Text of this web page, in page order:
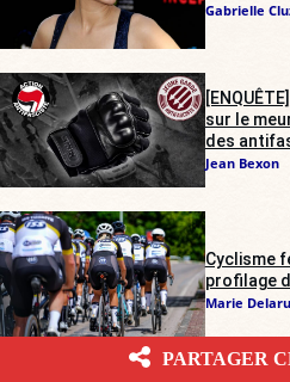
Gabrielle
sur le
des
Jean Bexon
Cyclisme
profilage
Marie
PARTAGER